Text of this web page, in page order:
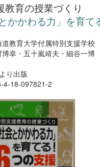
教育の授業づくり
とかかわる力」を育
教育大学付属特別支援学校
幸・五十嵐靖夫・細谷一博
り出版
4-18-097821-2